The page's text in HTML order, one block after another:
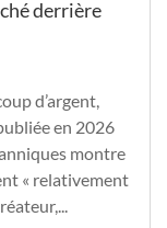
derrière
d’argent,
en 2026
montre
« relativement